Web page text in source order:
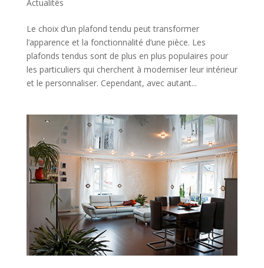
Actualités
Le choix d’un plafond tendu peut transformer
l’apparence et la fonctionnalité d’une pièce. Les
plafonds tendus sont de plus en plus populaires pour
les particuliers qui cherchent à moderniser leur intérieur
et le personnaliser. Cependant, avec autant...